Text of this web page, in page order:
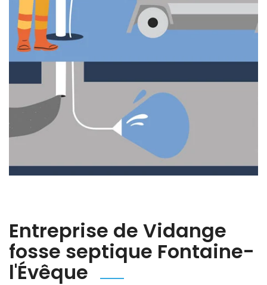
Entreprise de Vidange
fosse septique Fontaine-
l'Évêque